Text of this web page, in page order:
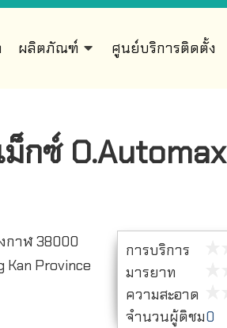
ผลิตภัณฑ์ ศูนย์บริการติดตั้ง
กซ์ O.Automax
กาฬ 38000
Kan Province
การบริการ
มารยาท
ความสะอาด
จำนวนผู้ติชม0